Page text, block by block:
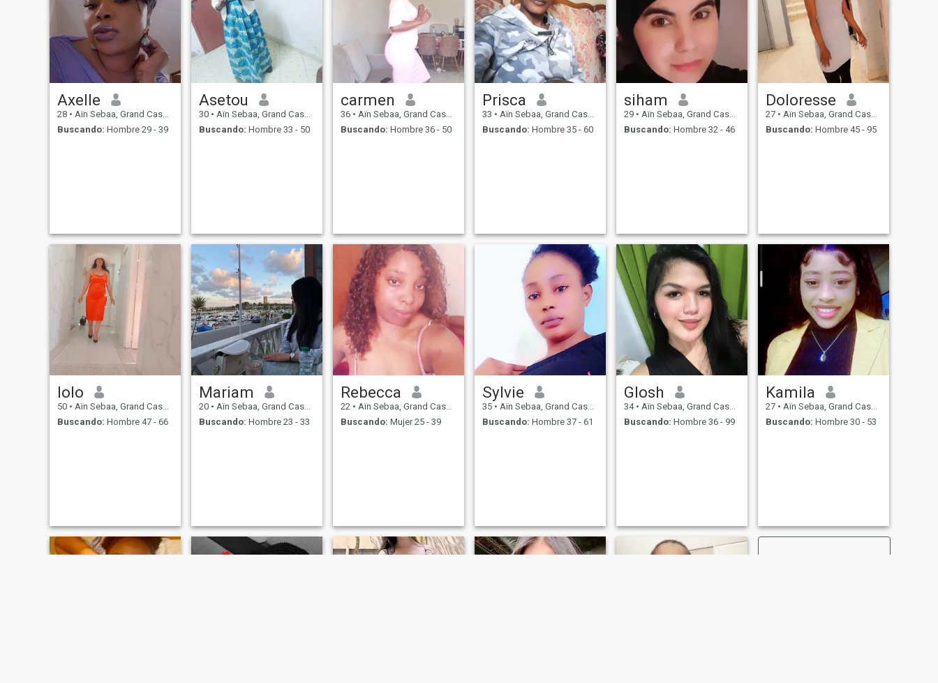
Axelle
28 • Aïn Sebaa, Grand Casablanca, Marruecos
Buscando: Hombre 29 - 39
Asetou
30 • Aïn Sebaa, Grand Casablanca, Marruecos
Buscando: Hombre 33 - 50
carmen
36 • Aïn Sebaa, Grand Casablanca, Marruecos
Buscando: Hombre 36 - 50
Prisca
33 • Aïn Sebaa, Grand Casablanca, Marruecos
Buscando: Hombre 35 - 60
siham
29 • Aïn Sebaa, Grand Casablanca, Marruecos
Buscando: Hombre 32 - 46
Doloresse
27 • Aïn Sebaa, Grand Casablanca, Marruecos
Buscando: Hombre 45 - 95
lolo
50 • Aïn Sebaa, Grand Casablanca, Marruecos
Buscando: Hombre 47 - 66
Mariam
20 • Aïn Sebaa, Grand Casablanca, Marruecos
Buscando: Hombre 23 - 33
Rebecca
22 • Aïn Sebaa, Grand Casablanca, Marruecos
Buscando: Mujer 25 - 39
Sylvie
35 • Aïn Sebaa, Grand Casablanca, Marruecos
Buscando: Hombre 37 - 61
Glosh
34 • Aïn Sebaa, Grand Casablanca, Marruecos
Buscando: Hombre 36 - 99
Kamila
27 • Aïn Sebaa, Grand Casablanca, Marruecos
Buscando: Hombre 30 - 53